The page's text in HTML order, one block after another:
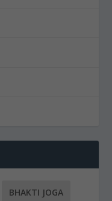
BHAKTI JOGA